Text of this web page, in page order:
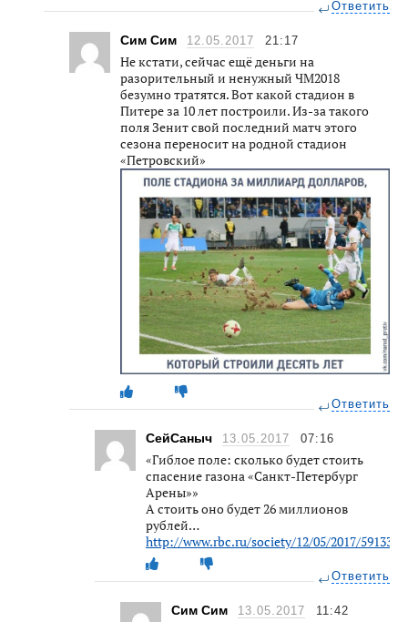
Ответить
Сим Сим 12.05.2017 21:17
Не кстати, сейчас ещё деньги на
разорительный и ненужный ЧМ2018
безумно тратятся. Вот какой стадион в
Питере за 10 лет построили. Из-за такого
поля Зенит свой последний матч этого
сезона переносит на родной стадион
«Петровский»
Ответить
СейСаныч 13.05.2017 07:16
«Гиблое поле: сколько будет стоить
спасение газона «Санкт-Петербург
Арены»»
А стоить оно будет 26 миллионов
рублей…
http://www.rbc.ru/society/12/05/2017/
Ответить
Сим Сим 13.05.2017 11:42